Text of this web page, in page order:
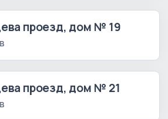
проезд, дом № 19
проезд, дом № 21